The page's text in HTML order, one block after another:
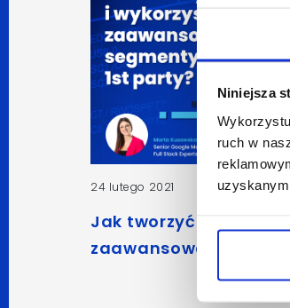
Niniejsza
ruch w
24 lutego 2021 Marta
Jak tworzyć i
zaawansowane